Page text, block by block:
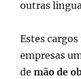
outras
Estes
empresas
demão de